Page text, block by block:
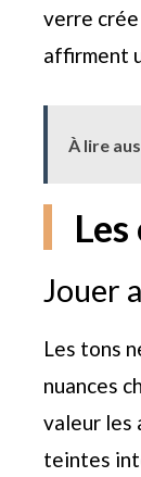
verre
affirment
À lire
Jouer
Les tons
nuances
valeur les
teintes